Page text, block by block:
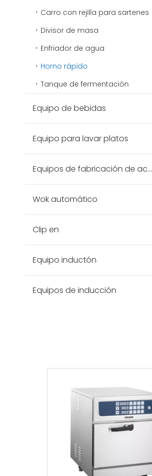
Carro con rejilla para sartenes
Divisor de masa
Enfriador de agua
Horno rápido
Tanque de fermentación
Equipo de bebidas
Equipo para lavar platos
Equipos de fabricación de acero inoxidable
Wok automático
Clip en
Equipo inductón
Equipos de inducción